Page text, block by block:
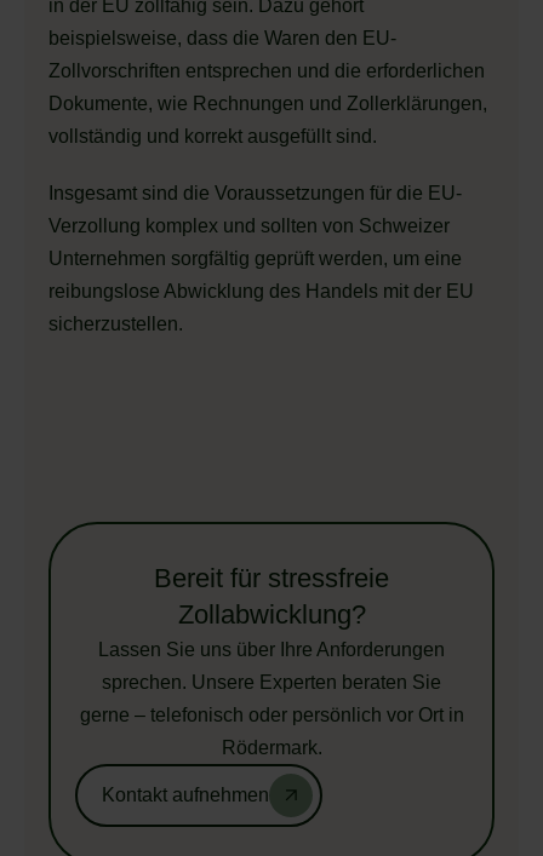
in der EU zollfähig sein. Dazu gehört
beispielsweise, dass die Waren den EU-
Zollvorschriften entsprechen und die erforderlichen
Dokumente, wie Rechnungen und Zollerklärungen,
vollständig und korrekt ausgefüllt sind.
Insgesamt sind die Voraussetzungen für die EU-
Verzollung komplex und sollten von Schweizer
Unternehmen sorgfältig geprüft werden, um eine
reibungslose Abwicklung des Handels mit der EU
sicherzustellen.
Bereit für stressfreie
Zollabwicklung?
Lassen Sie uns über Ihre Anforderungen
sprechen. Unsere Experten beraten Sie
gerne – telefonisch oder persönlich vor Ort in
Rödermark.
Kontakt aufnehmen